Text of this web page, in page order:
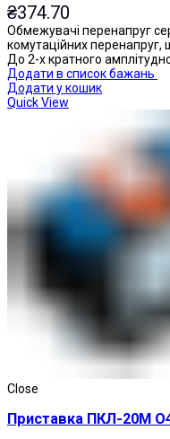
Приставки
₴374.70
Обмежувачі перенапруг
комутаційних
До 2-х кратного
Додати в список бажань
Додати у кошик
Quick View
Close
Приставка ПКЛ-20М